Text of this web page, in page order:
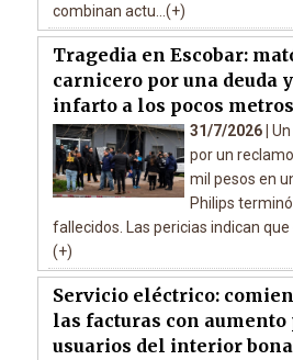
combinan actu...(+)
Tragedia en Escobar:
carnicero por una deuda
infarto a los pocos metros
31/7/2026 |
por un
mil pesos en
Philips
fallecidos. Las pericias indican que
(+)
Servicio eléctrico:
las facturas con aumento
usuarios del interior